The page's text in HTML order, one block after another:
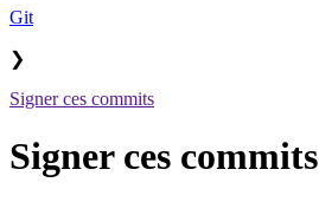
Git
❯
Signer ces commits
Signer ces commits